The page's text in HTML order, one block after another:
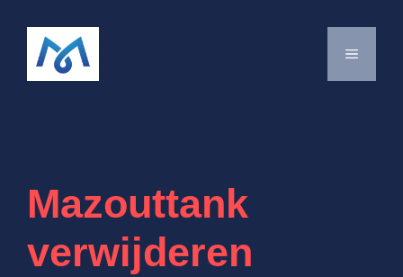
MENU
Mazouttank
verwijderen